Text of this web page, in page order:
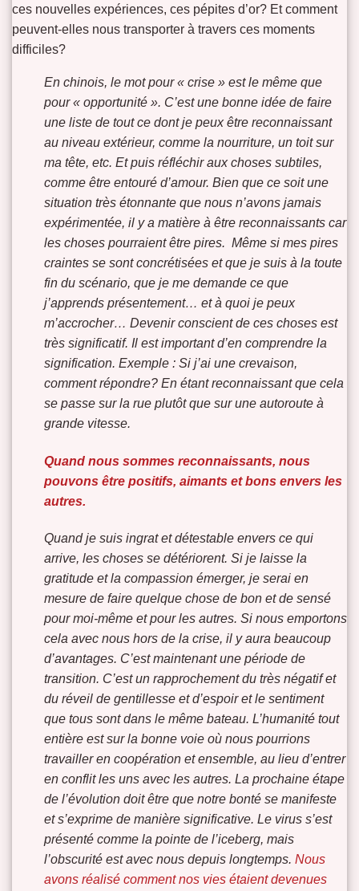
ces nouvelles expériences, ces pépites d’or? Et comment
peuvent-elles nous transporter à travers ces moments
difficiles?
En chinois, le mot pour « crise » est le même que
pour « opportunité ». C’est une bonne idée de faire
une liste de tout ce dont je peux être reconnaissant
au niveau extérieur, comme la nourriture, un toit sur
ma tête, etc. Et puis réfléchir aux choses subtiles,
comme être entouré d’amour. Bien que ce soit une
situation très étonnante que nous n’avons jamais
expérimentée, il y a matière à être reconnaissants car
les choses pourraient être pires. Même si mes pires
craintes se sont concrétisées et que je suis à la toute
fin du scénario, que je me demande ce que
j’apprends présentement… et à quoi je peux
m’accrocher… Devenir conscient de ces choses est
très significatif. Il est important d’en comprendre la
signification. Exemple : Si j’ai une crevaison,
comment répondre? En étant reconnaissant que cela
se passe sur la rue plutôt que sur une autoroute à
grande vitesse.
Quand nous sommes reconnaissants, nous
pouvons être positifs, aimants et bons envers les
autres.
Quand je suis ingrat et détestable envers ce qui
arrive, les choses se détériorent. Si je laisse la
gratitude et la compassion émerger, je serai en
mesure de faire quelque chose de bon et de sensé
pour moi-même et pour les autres. Si nous emportons
cela avec nous hors de la crise, il y aura beaucoup
d’avantages. C’est maintenant une période de
transition. C’est un rapprochement du très négatif et
du réveil de gentillesse et d’espoir et le sentiment
que tous sont dans le même bateau. L’humanité tout
entière est sur la bonne voie où nous pourrions
travailler en coopération et ensemble, au lieu d’entrer
en conflit les uns avec les autres. La prochaine étape
de l’évolution doit être que notre bonté se manifeste
et s’exprime de manière significative. Le virus s’est
présenté comme la pointe de l’iceberg, mais
l’obscurité est avec nous depuis longtemps. Nous
avons réalisé comment nos vies étaient devenues